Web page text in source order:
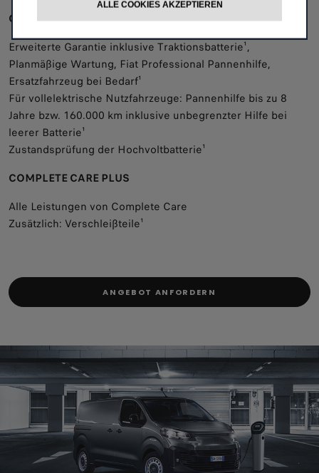
COMPLETE CARE
Erweiterte Garantie inklusive Traktionsbatterie¹,
Planmäßige Wartung, Fiat Professional Pannenhilfe,
Ersatzfahrzeug bei Bedarf¹
Für vollelektrische Nutzfahrzeuge: Pannenhilfe bis zu 8
Jahre bzw. 160.000 km inklusive unbegrenzter Hilfe bei
leerer Batterie¹
Zustandsprüfung der Hochvoltbatterie¹
COMPLETE CARE PLUS
Alle Leistungen von Complete Care
Zusätzlich: Verschleißteile¹
ANGEBOT ANFORDERN
ALLE COOKIES AKZEPTIEREN